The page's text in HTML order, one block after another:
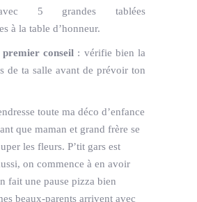
5 grandes tablées
à la table d’honneur.
premier conseil : vérifie bien la
de ta salle avant de prévoir ton
toute ma déco d’enfance
que maman et grand frère se
les fleurs. P’tit gars est
on commence à en avoir
fait une pause pizza bien
beaux-parents arrivent avec